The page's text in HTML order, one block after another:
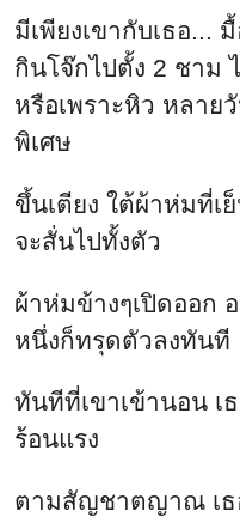
มีเพียงเขากับเธอ...
กินโจ๊กไปตั้ง 2 ชาม
หรือเพราะหิว หลาย
พิเศษ
ขึ้นเตียง ใต้ผ้าห่มที่เ
จะสั่นไปทั้งตัว
ผ้าห่มข้างๆเปิดออก
หนึ่งก็ทรุดตัวลงทันที
ทันทีที่เขาเข้านอน เ
ร้อนแรง
ตามสัญชาตญาณ เธ